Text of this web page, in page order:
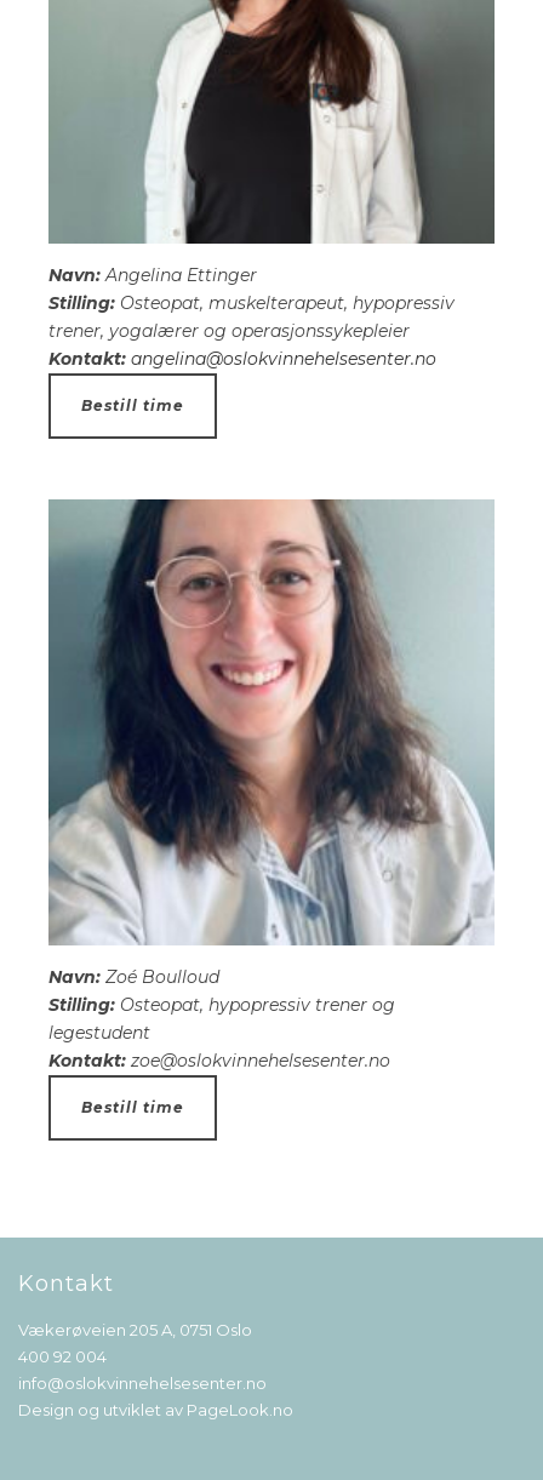
Navn:Angelina Ettinger
Stilling: Osteopat, muskelterapeut, hypopressiv
trener, yogalærer og operasjonssykepleier
Kontakt: angelina@oslokvinnehelsesenter.no
Bestill time
Navn: Zoé Boulloud
Stilling: Osteopat, hypopressiv trener og
legestudent
Kontakt: zoe@oslokvinnehelsesenter.no
Bestill time
Kontakt
Vækerøveien 205 A, 0751 Oslo
400 92 004
info@oslokvinnehelsesenter.no
Design og utviklet av PageLook.no